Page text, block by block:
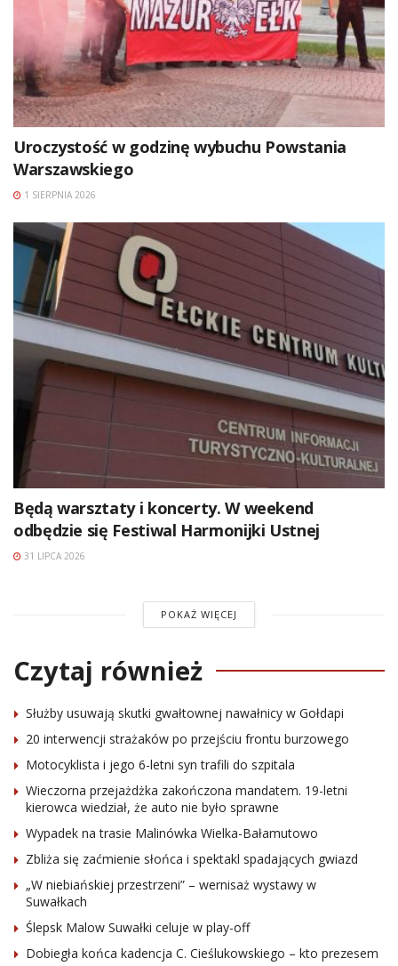
Uroczystość w godzinę wybuchu Powstania
Warszawskiego
1 SIERPNIA 2026
Będą warsztaty i koncerty. W weekend
odbędzie się Festiwal Harmonijki Ustnej
31 LIPCA 2026
POKAŻ WIĘCEJ
Czytaj również
Służby usuwają skutki gwałtownej nawałnicy w Gołdapi
20 interwencji strażaków po przejściu frontu burzowego
Motocyklista i jego 6-letni syn trafili do szpitala
Wieczorna przejażdżka zakończona mandatem. 19-letni
kierowca wiedział, że auto nie było sprawne
Wypadek na trasie Malinówka Wielka-Bałamutowo
Zbliża się zaćmienie słońca i spektakl spadających gwiazd
„W niebiańskiej przestrzeni” – wernisaż wystawy w
Suwałkach
Ślepsk Malow Suwałki celuje w play-off
Dobiegła końca kadencja C. Cieślukowskiego – kto prezesem